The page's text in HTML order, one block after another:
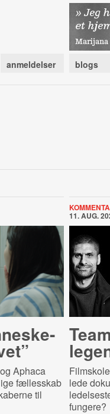
anmeldelser blogs
Aphaca
fællesskab
til
11. AUG.
lede
fungere?